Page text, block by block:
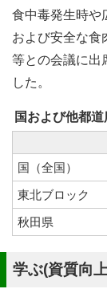
食中毒発生時や
および安全な食
等との会議に出
した。
国および他都
国（全国）
東北ブロック
秋田県
学ぶ(資質向